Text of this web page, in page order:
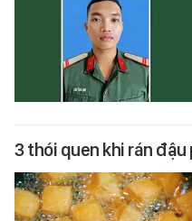
3 thói quen khi rán đậu